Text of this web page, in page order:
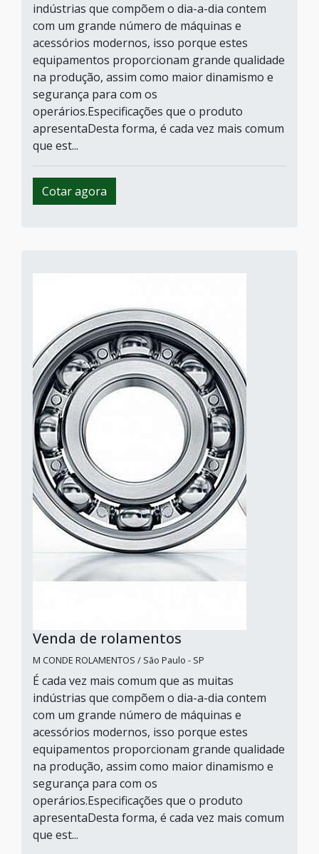
indústrias que compõem o dia-a-dia contem
com um grande número de máquinas e
acessórios modernos, isso porque estes
equipamentos proporcionam grande qualidade
na produção, assim como maior dinamismo e
segurança para com os
operários.Especificações que o produto
apresentaDesta forma, é cada vez mais comum
que est...
Cotar agora
Venda de rolamentos
M CONDE ROLAMENTOS / São Paulo - SP
É cada vez mais comum que as muitas
indústrias que compõem o dia-a-dia contem
com um grande número de máquinas e
acessórios modernos, isso porque estes
equipamentos proporcionam grande qualidade
na produção, assim como maior dinamismo e
segurança para com os
operários.Especificações que o produto
apresentaDesta forma, é cada vez mais comum
que est...